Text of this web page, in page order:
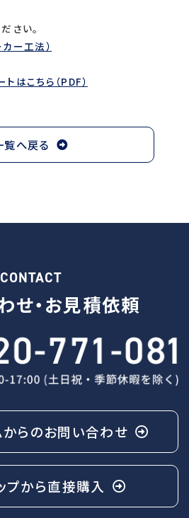
さい。
ー工法）
はこちら（PDF）
覧へ戻る
CONTACT
せ・お見積依頼
らのお問い合わせ
プから直接購入